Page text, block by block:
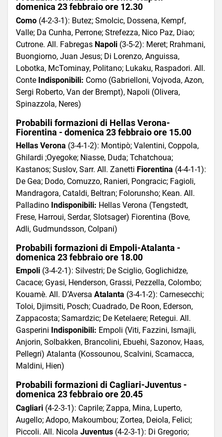
domenica 23 febbraio ore 12.30
Como (4-2-3-1): Butez; Smolcic, Dossena, Kempf,
Valle; Da Cunha, Perrone; Strefezza, Nico Paz, Diao;
Cutrone. All. Fabregas Napoli (3-5-2): Meret; Rrahmani,
Buongiorno, Juan Jesus; Di Lorenzo, Anguissa,
Lobotka, McTominay, Politano; Lukaku, Raspadori. All.
Conte Indisponibili: Como (Gabrielloni, Vojvoda, Azon,
Sergi Roberto, Van der Brempt), Napoli (Olivera,
Spinazzola, Neres)
Probabili formazioni di Hellas Verona-
Fiorentina - domenica 23 febbraio ore 15.00
Hellas Verona (3-4-1-2): Montipò; Valentini, Coppola,
Ghilardi ;Oyegoke; Niasse, Duda; Tchatchoua;
Kastanos; Suslov, Sarr. All. Zanetti Fiorentina (4-4-1-1):
De Gea; Dodo, Comuzzo, Ranieri, Pongracic; Fagioli,
Mandragora, Cataldi, Beltran; Folorunsho; Kean. All.
Palladino Indisponibili: Hellas Verona (Tengstedt,
Frese, Harroui, Serdar, Slotsager) Fiorentina (Bove,
Adli, Gudmundsson, Colpani)
Probabili formazioni di Empoli-Atalanta -
domenica 23 febbraio ore 18.00
Empoli (3-4-2-1): Silvestri; De Sciglio, Goglichidze,
Cacace; Gyasi, Henderson, Grassi, Pezzella, Colombo;
Kouamè. All. D’Aversa Atalanta (3-4-1-2): Carnesecchi;
Toloi, Djimsiti, Posch; Cuadrado, De Roon, Ederson,
Zappacosta; Samardzic; De Ketelaere; Retegui. All.
Gasperini Indisponibili: Empoli (Viti, Fazzini, Ismajli,
Anjorin, Solbakken, Brancolini, Ebuehi, Sazonov, Haas,
Pellegri) Atalanta (Kossounou, Scalvini, Scamacca,
Maldini, Hien)
Probabili formazioni di Cagliari-Juventus -
domenica 23 febbraio ore 20.45
Cagliari (4-2-3-1): Caprile; Zappa, Mina, Luperto,
Augello; Adopo, Makoumbou; Zortea, Deiola, Felici;
Piccoli. All. Nicola Juventus (4-2-3-1): Di Gregorio;